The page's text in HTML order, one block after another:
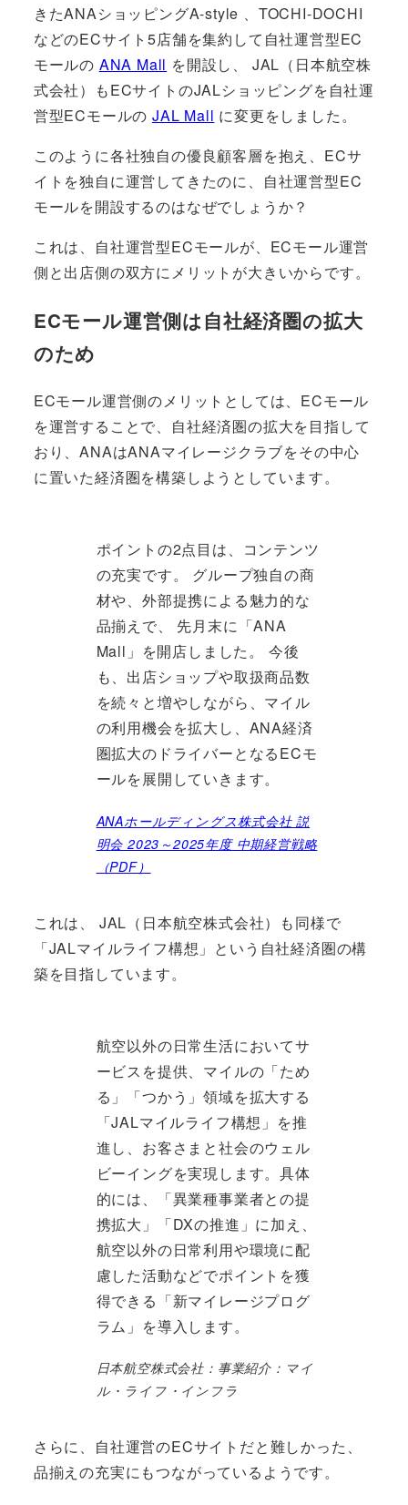
きたANAショッピングA-style 、TOCHI-DOCHI
などのECサイト5店舗を集約して自社運営型EC
モールの ANA Mall を開設し、 JAL（日本航空株
式会社）もECサイトのJALショッピングを自社運
営型ECモールの JAL Mall に変更をしました。
このように各社独自の優良顧客層を抱え、ECサ
イトを独自に運営してきたのに、自社運営型EC
モールを開設するのはなぜでしょうか？
これは、自社運営型ECモールが、ECモール運営
側と出店側の双方にメリットが大きいからです。
ECモール運営側は自社経済圏の拡大
のため
ECモール運営側のメリットとしては、ECモール
を運営することで、自社経済圏の拡大を目指して
おり、ANAはANAマイレージクラブをその中心
に置いた経済圏を構築しようとしています。
ポイントの2点目は、コンテンツ
の充実です。 グループ独自の商
材や、外部提携による魅力的な
品揃えで、 先月末に「ANA
Mall」を開店しました。 今後
も、出店ショップや取扱商品数
を続々と増やしながら、マイル
の利用機会を拡大し、ANA経済
圏拡大のドライバーとなるECモ
ールを展開していきます。
ANAホールディングス株式会社 説
明会 2023～2025年度 中期経営戦略
（PDF）
これは、 JAL（日本航空株式会社）も同様で
「JALマイルライフ構想」という自社経済圏の構
築を目指しています。
航空以外の日常生活においてサ
ービスを提供、マイルの「ため
る」「つかう」領域を拡大する
「JALマイルライフ構想」を推
進し、お客さまと社会のウェル
ビーイングを実現します。具体
的には、「異業種事業者との提
携拡大」「DXの推進」に加え、
航空以外の日常利用や環境に配
慮した活動などでポイントを獲
得できる「新マイレージプログ
ラム」を導入します。
日本航空株式会社：事業紹介：マイ
ル・ライフ・インフラ
さらに、自社運営のECサイトだと難しかった、
品揃えの充実にもつながっているようです。